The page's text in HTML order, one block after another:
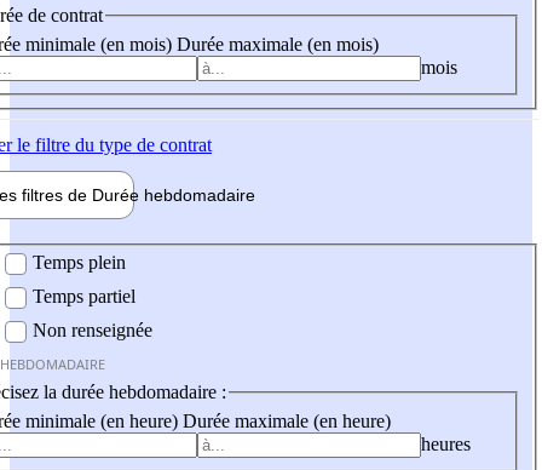
de contrat
minimale (en mois) Durée maximale (en mois)
mois
le filtre du type de contrat
filtres de Durée hebdomadaire
Temps plein
Temps partiel
Non renseignée
la durée hebdomadaire :
minimale (en heure) Durée maximale (en heure)
heures